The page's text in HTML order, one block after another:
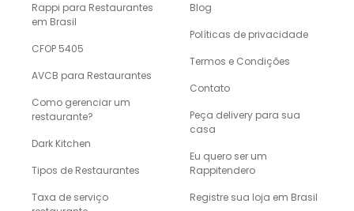
Rappi para Restaurantes
em Brasil
CFOP 5405
AVCB para Restaurantes
Como gerenciar um
restaurante?
Dark Kitchen
Tipos de Restaurantes
Taxa de serviço
Blog
Políticas de privacidade
Termos e Condições
Contato
Peça delivery para sua
casa
Eu quero ser um
Rappitendero
Registre sua loja em Brasil